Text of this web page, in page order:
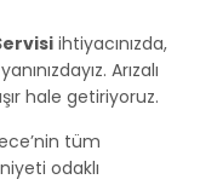
ihtiyacınızda,
Arızalı
hale getiriyoruz.
tüm
odaklı